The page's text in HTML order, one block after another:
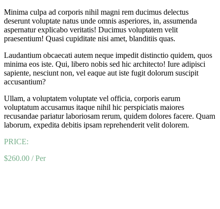
Minima culpa ad corporis nihil magni rem ducimus delectus
deserunt voluptate natus unde omnis asperiores, in, assumenda
aspernatur explicabo veritatis! Ducimus voluptatem velit
praesentium! Quasi cupiditate nisi amet, blanditiis quas.
Laudantium obcaecati autem neque impedit distinctio quidem, quos
minima eos iste. Qui, libero nobis sed hic architecto! Iure adipisci
sapiente, nesciunt non, vel eaque aut iste fugit dolorum suscipit
accusantium?
Ullam, a voluptatem voluptate vel officia, corporis earum
voluptatum accusamus itaque nihil hic perspiciatis maiores
recusandae pariatur laboriosam rerum, quidem dolores facere. Quam
laborum, expedita debitis ipsam reprehenderit velit dolorem.
PRICE:
$260.00 /Per